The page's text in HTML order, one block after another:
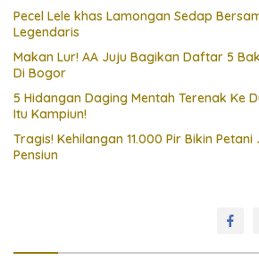
Pecel Lele khas Lamongan Sedap
Legendaris
Makan Lur! AA Juju Bagikan Daftar 5
Di Bogor
5 Hidangan Daging Mentah Terenak Ke
Itu Kampiun!
Tragis! Kehilangan 11.000 Pir Bikin Petani
Pensiun